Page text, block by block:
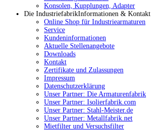
Konsolen, Kupplungen, Adapter
Die IndustriefabrikInformationen & Kontakt
Online Shop für Industriearmaturen
Service
Kundeninformationen
Aktuelle Stellenangebote
Downloads
Kontakt
Zertifikate und Zulassungen
Impressum
Datenschutzerklärung
Unser Partner: Die Armaturenfabrik
Unser Partner: Isolierfabrik.com
Unser Partner: Stahl-Meister.de
Unser Partner: Metallfabrik.net
Mietfilter und Versuchsfilter